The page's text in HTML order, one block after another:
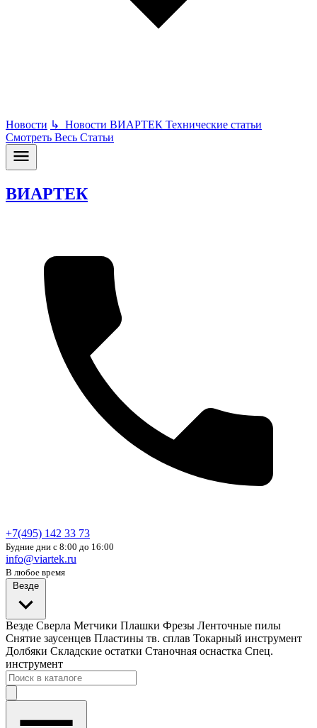
Новости ↳ Новости ВИАРТЕК Технические статьи
Смотреть Весь Статьи
ВИАРТЕК
+7(495) 142 33 73
Будние дни с 8:00 до 16:00
info@viartek.ru
В любое время
Везде
Везде Сверла Метчики Плашки Фрезы Ленточные пилы
Снятие заусенцев Пластины тв. сплав Токарный инструмент
Долбяки Складские остатки Станочная оснастка Спец.
инструмент